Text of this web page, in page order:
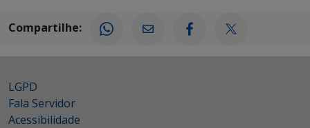
Compartilhe:
LGPD
Fala Servidor
Acessibilidade